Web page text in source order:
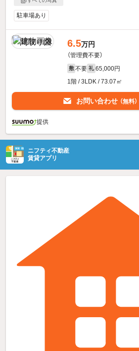
駐車場あり
6.5万円
（管理費不要）
敷 不要 礼 65,000円
1階 / 3LDK / 73.07㎡
お問い合わせ （無料）
提供
ニフティ不動産
賃貸アプリ